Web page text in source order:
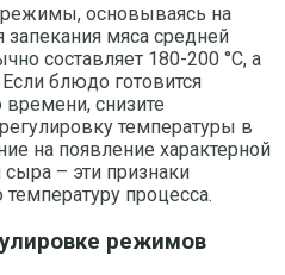
основываясь на
мяса средней
составляет 180-200 °C, а
блюдо готовится
снизите
температуры в
на появление характерной
– эти признаки
процесса.
режимов